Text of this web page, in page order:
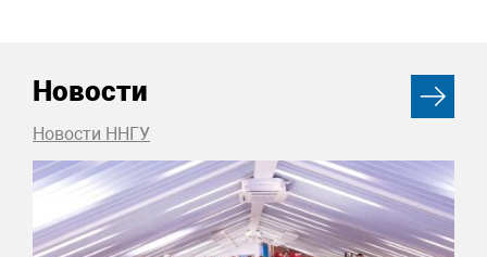
Новости
Новости ННГУ